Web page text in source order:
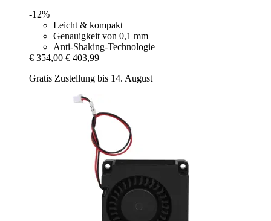
-12%
Leicht & kompakt
Genauigkeit von 0,1 mm
Anti-Shaking-Technologie
€ 354,00 € 403,99
Gratis Zustellung bis 14. August